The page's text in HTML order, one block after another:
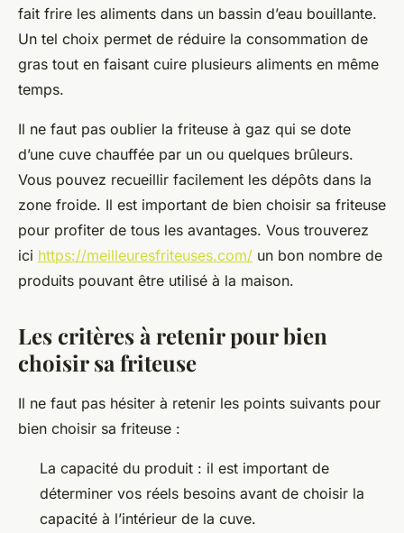
fait frire les aliments dans un bassin d’eau bouillante.
Un tel choix permet de réduire la consommation de
gras tout en faisant cuire plusieurs aliments en même
temps.
Il ne faut pas oublier la friteuse à gaz qui se dote
d’une cuve chauffée par un ou quelques brûleurs.
Vous pouvez recueillir facilement les dépôts dans la
zone froide. Il est important de bien choisir sa friteuse
pour profiter de tous les avantages. Vous trouverez
ici https://meilleuresfriteuses.com/ un bon nombre de
produits pouvant être utilisé à la maison.
Les critères à retenir pour bien
choisir sa friteuse
Il ne faut pas hésiter à retenir les points suivants pour
bien choisir sa friteuse :
La capacité du produit : il est important de
déterminer vos réels besoins avant de choisir la
capacité à l’intérieur de la cuve.